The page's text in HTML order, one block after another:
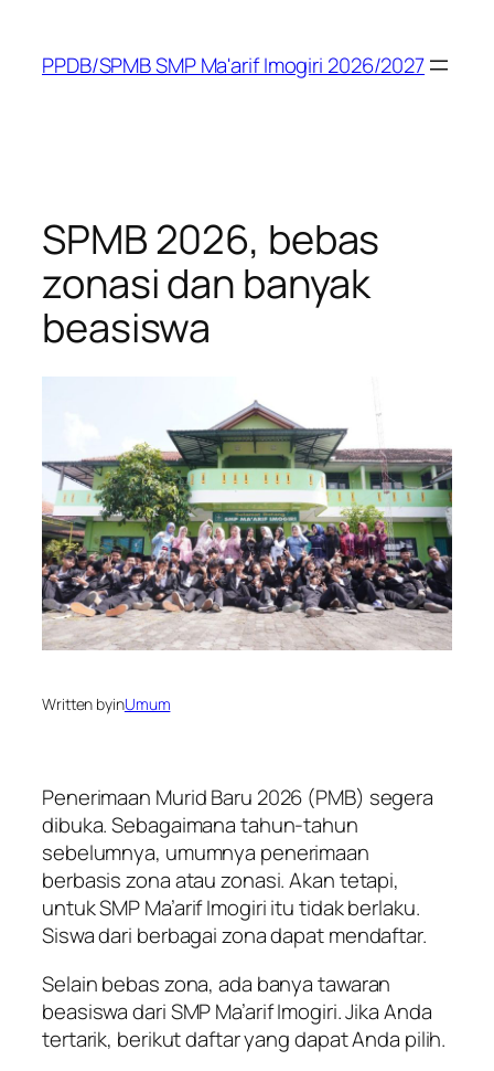
content
PPDB/SPMB SMP Ma'arif Imogiri 2026/2027
SPMB 2026, bebas
zonasi dan banyak
beasiswa
Written byinUmum
Penerimaan Murid Baru 2026 (PMB) segera
dibuka. Sebagaimana tahun-tahun
sebelumnya, umumnya penerimaan
berbasis zona atau zonasi. Akan tetapi,
untuk SMP Ma’arif Imogiri itu tidak berlaku.
Siswa dari berbagai zona dapat mendaftar.
Selain bebas zona, ada banya tawaran
beasiswa dari SMP Ma’arif Imogiri. Jika Anda
tertarik, berikut daftar yang dapat Anda pilih.